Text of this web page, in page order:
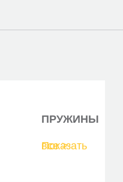
ПРУЖИНЫ
Показать все >